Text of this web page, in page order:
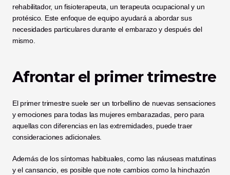
rehabilitador, un fisioterapeuta, un terapeuta ocupacional y un
protésico. Este enfoque de equipo ayudará a abordar sus
necesidades particulares durante el embarazo y después del
mismo.
Afrontar el primer trimestre
El primer trimestre suele ser un torbellino de nuevas sensaciones
y emociones para todas las mujeres embarazadas, pero para
aquellas con diferencias en las extremidades, puede traer
consideraciones adicionales.
Además de los síntomas habituales, como las náuseas matutinas
y el cansancio, es posible que note cambios como la hinchazón